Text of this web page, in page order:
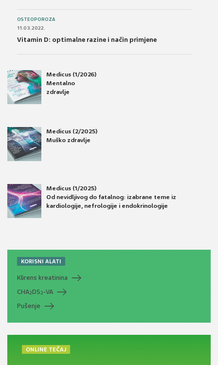
OSTEOPOROZA
11.03.2022.
Vitamin D: optimalne razine i način primjene
Medicus (1/2026)
Mentalno
zdravlje
Medicus (2/2025)
Muško zdravlje
Medicus (1/2025)
Od nevidljivog do fatalnog: izabrane teme iz
kardiologije, nefrologije i endokrinologije
KORISNI ALATI
Klirens kreatinina
CHA2DS2-VA
Pušenje
ONLINE TEČAJ